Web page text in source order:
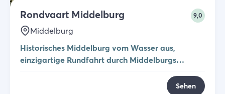
Rondvaart Middelburg 9,0
Middelburg
Historisches Middelburg vom Wasser aus,
einzigartige Rundfahrt durch Middelburgs
Sehen